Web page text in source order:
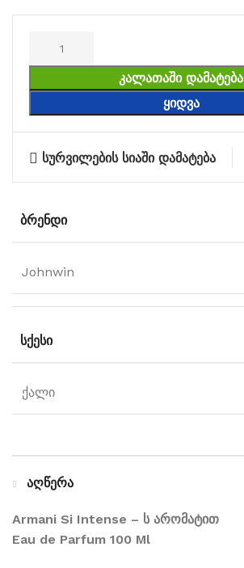
ᲙᲐᲚᲐᲗᲐᲨᲘ ᲓᲐᲛᲐᲢᲔᲑᲐ
ᲧᲘᲓᲕᲐ
სურვილების სიაში დამატება
ᲑᲠᲔᲜᲓᲘ
Johnwin
ᲡᲥᲔᲡᲘ
ქალი
აღწერა
Armani Si Intense – ს არომატით
Eau de Parfum 100 Ml